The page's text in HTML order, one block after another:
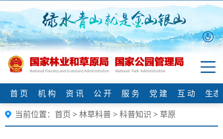
首 页 机 构 资 讯 公 开 服 务 党 建 互 动
生
当前位置： 首页 >林草科普>科普知识 > 草原